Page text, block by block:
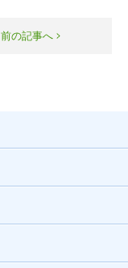
前の記事へ